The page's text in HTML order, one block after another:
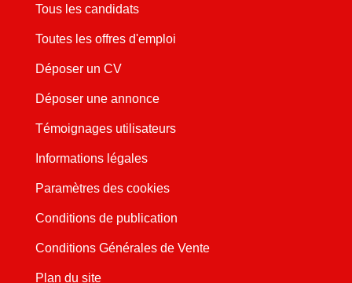
Tous les candidats
Toutes les offres d'emploi
Déposer un CV
Déposer une annonce
Témoignages utilisateurs
Informations légales
Paramètres des cookies
Conditions de publication
Conditions Générales de Vente
Plan du site